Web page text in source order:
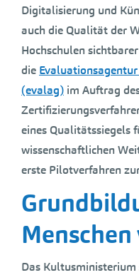
Digitalisierung und
auch die Qualität der
Hochschulen
die
(evalag) im Auftrag
eines Qualitätssiegels
wissenschaftlichen
erste Pilotverfahren
Das